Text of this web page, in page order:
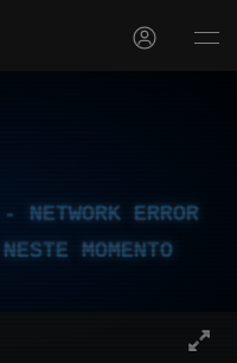
ERROR
MOMENTO